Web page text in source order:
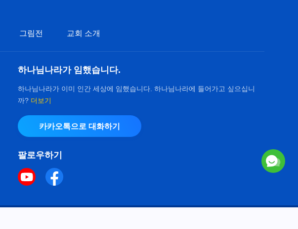
그림전 교회 소개
하나님나라가 임했습니다.
하나님나라가 이미 인간 세상에 임했습니다. 하나님나라에 들어가고 싶으십니
까? 더보기
카카오톡으로 대화하기
팔로우하기